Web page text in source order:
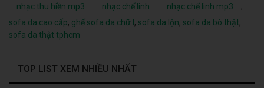
nhạc thu hiền mp3 nhạc chế linh nhạc chế linh mp3
,
sofa da cao cấp, ghế sofa da chữ l , sofa da lộn, sofa da bò thật,
sofa da thật tphcm
TOP LIST XEM NHIỀU NHẤT